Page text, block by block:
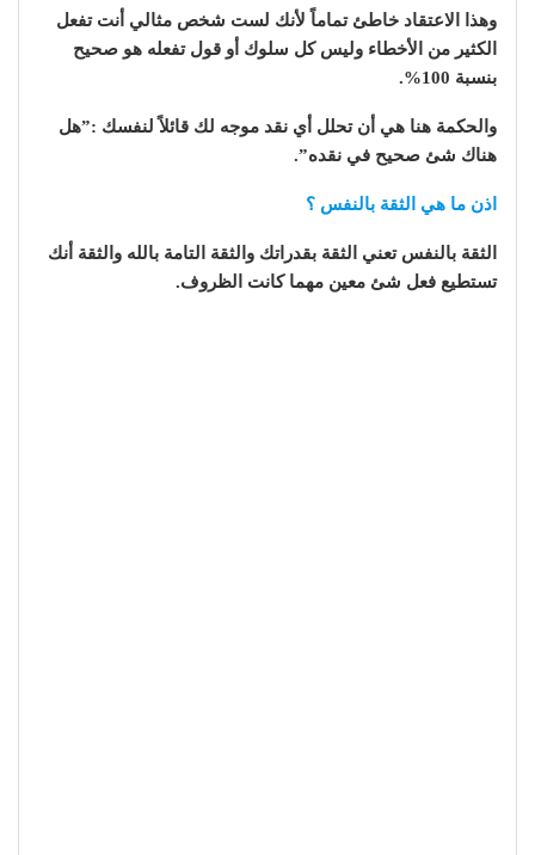
وهذا الاعتقاد خاطئ تماماً لأنك لست شخص مثالي أنت تفعل
الكثير من الأخطاء وليس كل سلوك أو قول تفعله هو صحيح
بنسبة 100%.
والحكمة هنا هي أن تحلل أي نقد موجه لك قائلاً لنفسك :”هل
هناك شئ صحيح في نقده”.
اذن ما هي الثقة بالنفس ؟
الثقة بالنفس تعني الثقة بقدراتك والثقة التامة بالله والثقة أنك
تستطيع فعل شئ معين مهما كانت الظروف.